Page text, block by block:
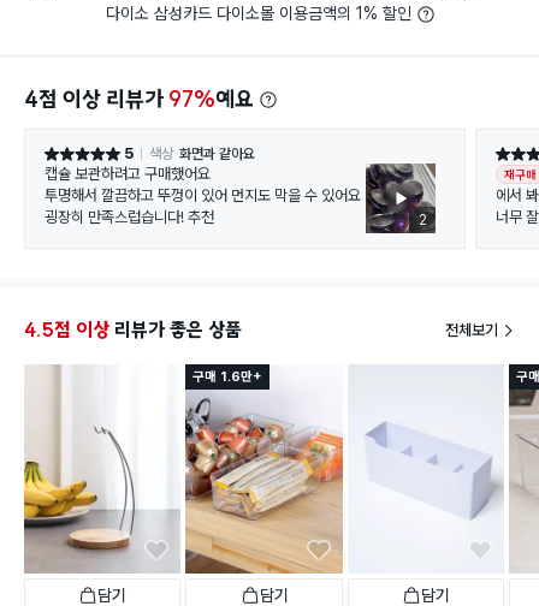
다이소 삼성카드 다이소몰 이용금액의 1% 할인
4점 이상 리뷰가 97%예요
별점 5점 5 색상 화면과 같아요
캡슐 보관하려고 구매했어요
투명해서 깔끔하고 뚜껑이 있어 먼지도 막을 수 있어요
굉장히 만족스럽습니다! 추천
2
별점 5
재구매
에서
너무
4.5점 이상 리뷰가 좋은 상품 전체보기
담기
구매 1.6만+
담기 담기
구